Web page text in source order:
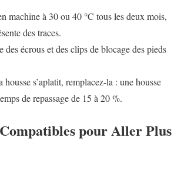
machine à 30 ou 40 °C tous les deux mois,
des traces.
des écrous et des clips de blocage des pieds
housse s’aplatit, remplacez-la : une housse
de repassage de 15 à 20 %.
pour Aller Plus